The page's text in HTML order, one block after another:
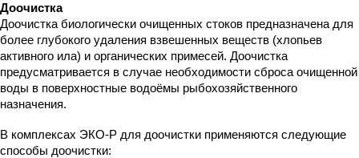
Доочистка
Доочистка биологически очищенных стоков предназначена для
более глубокого удаления взвешенных веществ (хлопьев
активного ила) и органических примесей. Доочистка
предусматривается в случае необходимости сброса очищенной
воды в поверхностные водоёмы рыбохозяйственного
назначения.
В комплексах ЭКО-Р для доочистки применяются следующие
способы доочистки: